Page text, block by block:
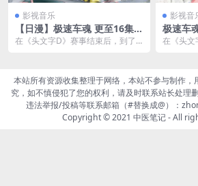
影视音乐
【日漫】极速车魂 更至16集
全2季 日语繁中 1080P
在《头文字D》赛事结束后，到了2
影视音
极速车
+S02
在《头文
本站所有资源收集整理于网络，本站不参与制作，
究，如不慎侵犯了您的权利，请及时联系站长处理
违法举报/投稿等联系邮箱（#替换成@）：
Copyright © 2021 中医笔记- All